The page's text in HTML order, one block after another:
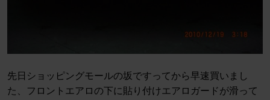
先日ショッピングモールの坂ですってから早速買いまし
た、フロントエアロの下に貼り付けエアロガードが滑って